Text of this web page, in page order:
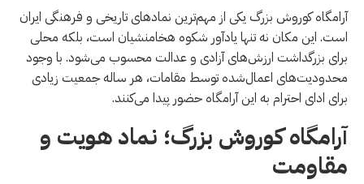
آرامگاه کوروش بزرگ یکی از مهم‌ترین نمادهای تاریخی و فرهنگی ایران
است. این مکان نه تنها یادآور شکوه هخامنشیان است، بلکه محلی
برای بزرگداشت ارزش‌های آزادی و عدالت محسوب می‌شود. با وجود
محدودیت‌های اعمال‌شده توسط مقامات، هر ساله جمعیت زیادی
برای ادای احترام به این آرامگاه حضور پیدا می‌کنند.
آرامگاه کوروش بزرگ؛ نماد هویت و
مقاومت